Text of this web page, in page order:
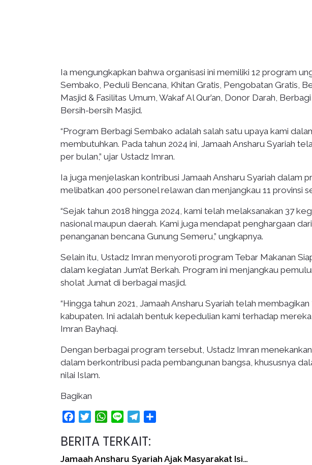
Ia mengungkapkan bahwa organisasi ini memiliki 12 program
Sembako, Peduli Bencana, Khitan Gratis, Pengobatan Gratis,
Masjid & Fasilitas Umum, Wakaf Al Qur’an, Donor Darah,
Bersih-bersih Masjid.
“Program Berbagi Sembako adalah salah satu upaya kami
membutuhkan. Pada tahun 2024 ini, Jamaah Ansharu Syariah
per bulan,” ujar Ustadz Imran.
Ia juga menjelaskan kontribusi Jamaah Ansharu Syariah dalam
melibatkan 400 personel relawan dan menjangkau 11 provinsi
“Sejak tahun 2018 hingga 2024, kami telah melaksanakan 37
nasional maupun daerah. Kami juga mendapat penghargaan
penanganan bencana Gunung Semeru,” ungkapnya.
Selain itu, Ustadz Imran menyoroti program Tebar Makanan
dalam kegiatan Jum’at Berkah. Program ini menjangkau
sholat Jumat di berbagai masjid.
“Hingga tahun 2021, Jamaah Ansharu Syariah telah
kabupaten. Ini adalah bentuk kepedulian kami terhadap
Imran Bayhaqi.
Dengan berbagai program tersebut, Ustadz Imran
dalam berkontribusi pada pembangunan bangsa, khususnya
nilai Islam.
Bagikan
FacebookTwitterWhatsApp
Line Telegram
BERITA TERKAIT:
Jamaah Ansharu Syariah Ajak Masyarakat Isi…